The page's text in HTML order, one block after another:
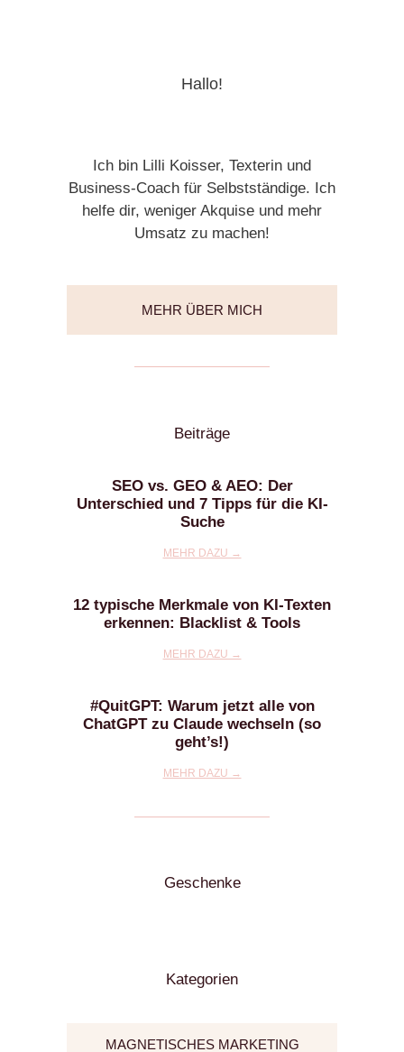
Hallo!
Ich bin Lilli Koisser, Texterin und
Business-Coach für Selbstständige. Ich
helfe dir, weniger Akquise und mehr
Umsatz zu machen!
MEHR ÜBER MICH
Beiträge
SEO vs. GEO & AEO: Der
Unterschied und 7 Tipps für die KI-
Suche
MEHR DAZU →
12 typische Merkmale von KI-Texten
erkennen: Blacklist & Tools
MEHR DAZU →
#QuitGPT: Warum jetzt alle von
ChatGPT zu Claude wechseln (so
geht’s!)
MEHR DAZU →
Geschenke
Kategorien
MAGNETISCHES MARKETING